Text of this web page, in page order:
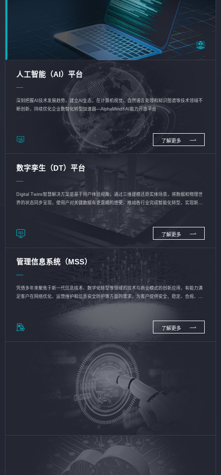
人工智能（AI）平台
深刻把握AI技术发展趋势，建立AI生态，在计算机视觉、自然语言处理和知识图谱等技术领域不
断创新，持续优化企业数智化转型加速器—AlphaMind®AI能力开放平台
了解更多
数字孪生（DT）平台
Digital Twins智慧解决方案是基于用户体验视角，通过三维建模还原实体场景，将数据和物理世
界的状态同步呈现，使用户对关键数据有更直观的感受，推动各行业完成智能化转型，实现新旧
了解更多
管理信息系统（MSS）
凭借多年来聚焦于新一代信息技术、数字化转型等领域的技术与商业模式的创新应用，有能力满
足客户在网络优化、运营维护和信息安全防护等方面的需求，为客户提供安全、稳定、合规、持
了解更多